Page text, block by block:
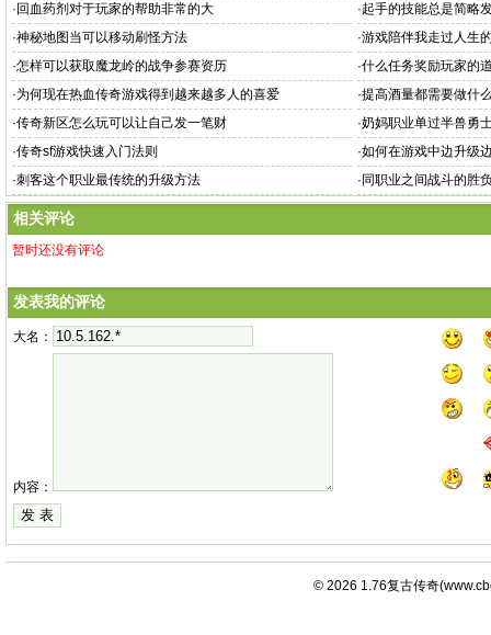
· 回血药剂对于玩家的帮助非常的大 ·起手的技能总是简略
·神秘地图当可以移动刷怪方法 ·游戏陪伴我走过人生
·怎样可以获取魔龙岭的战争参赛资历 ·什么任务奖励玩家的
·为何现在热血传奇游戏得到越来越多人的喜爱 ·提高酒量都需要做什
·传奇新区怎么玩可以让自己发一笔财 ·奶妈职业单过半兽勇
·传奇sf游戏快速入门法则 ·如何在游戏中边升级
·刺客这个职业最传统的升级方法 · 同职业之间战斗的胜
相关评论
暂时还没有评论
发表我的评论
大名：
内容：
© 2026 1.76复古传奇(